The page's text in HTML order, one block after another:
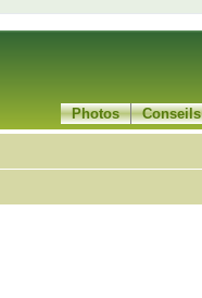
Photos Conseils